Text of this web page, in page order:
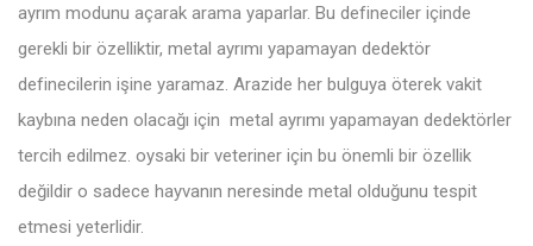
ayrım modunu açarak arama yaparlar. Bu defineciler içinde
gerekli bir özelliktir, metal ayrımı yapamayan dedektör
definecilerin işine yaramaz. Arazide her bulguya öterek vakit
kaybına neden olacağı için metal ayrımı yapamayan dedektörler
tercih edilmez. oysaki bir veteriner için bu önemli bir özellik
değildir o sadece hayvanın neresinde metal olduğunu tespit
etmesi yeterlidir.